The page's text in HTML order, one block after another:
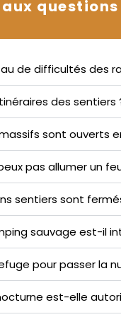
aux questions
de difficultés des
des sentiers
sont ouverts
pas allumer un
sentiers sont
sauvage est-il
pour passer la
est-elle